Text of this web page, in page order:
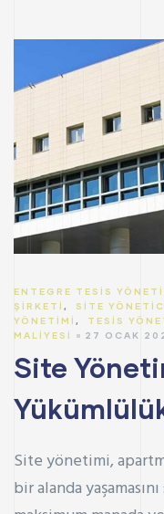
ENTEGRE TESIS
ŞIRKETI ,SITE
YÖNETIMI , TESIS
MALIYESI
27 OCAK
Site
Site yönetimi,
bir alanda